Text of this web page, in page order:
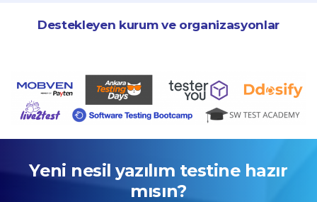
Destekleyen kurum ve organizasyonlar
Yeni nesil yazılım testine hazır
mısın?